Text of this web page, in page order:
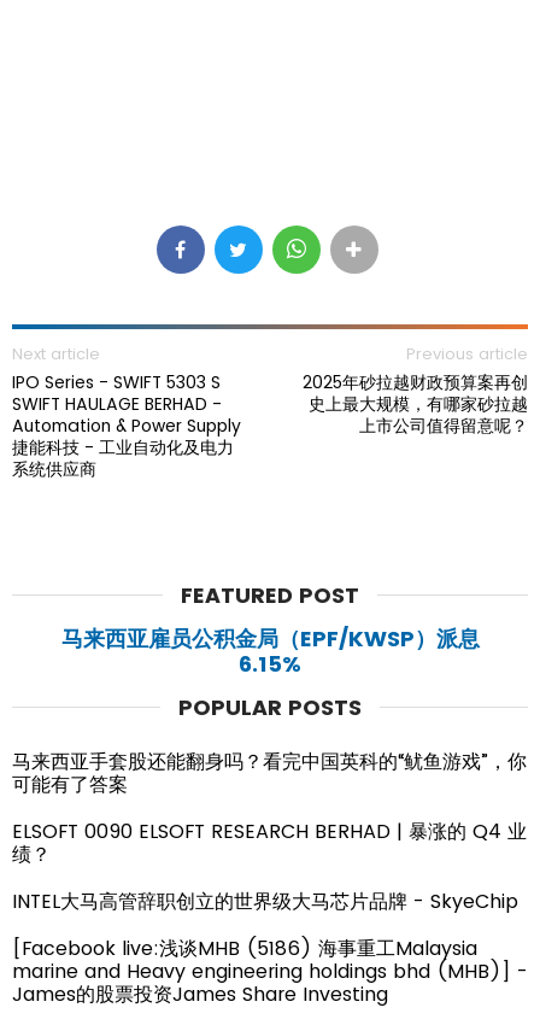
Next article
IPO Series - SWIFT 5303 S
SWIFT HAULAGE BERHAD -
Automation & Power Supply
捷能科技 - 工业自动化及电力
系统供应商
Previous article
2025年砂拉越财政预算案再创
史上最大规模，有哪家砂拉越
上市公司值得留意呢？
FEATURED POST
马来西亚雇员公积金局（EPF/KWSP）派息
6.15%
POPULAR POSTS
马来西亚手套股还能翻身吗？看完中国英科的“鱿鱼游戏”，你
可能有了答案
ELSOFT 0090 ELSOFT RESEARCH BERHAD | 暴涨的 Q4 业
绩？
INTEL大马高管辞职创立的世界级大马芯片品牌 - SkyeChip
[Facebook live:浅谈MHB (5186) 海事重工Malaysia
marine and Heavy engineering holdings bhd (MHB)] -
James的股票投资James Share Investing